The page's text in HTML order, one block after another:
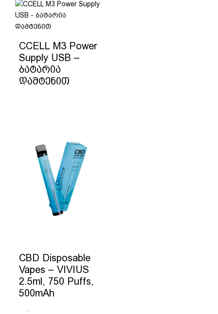
CCELL M3 Power
Supply USB –
ბატარია
დამტენით
CBD Disposable
Vapes – VIVIUS
2.5ml, 750 Puffs,
500mAh